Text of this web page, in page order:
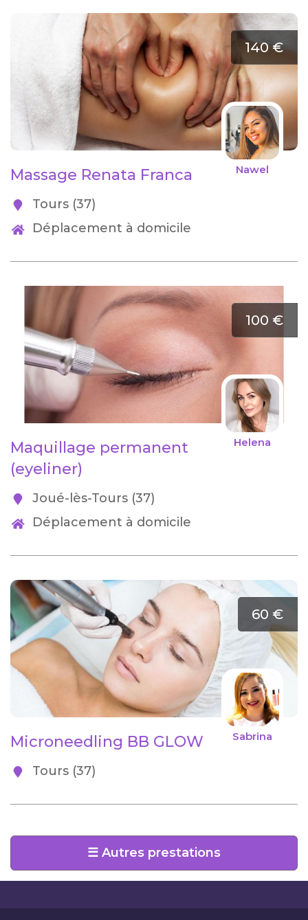
140 €
Nawel
Massage Renata Franca
Tours (37)
Déplacement à domicile
100 €
Helena
Maquillage permanent
(eyeliner)
Joué-lès-Tours (37)
Déplacement à domicile
60 €
Sabrina
Microneedling BB GLOW
Tours (37)
☰ Autres prestations